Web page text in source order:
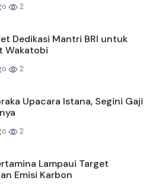
2
Dedikasi Mantri BRI untuk
Wakatobi
2
Upacara Istana, Segini Gaji
2
Lampaui Target
Emisi Karbon